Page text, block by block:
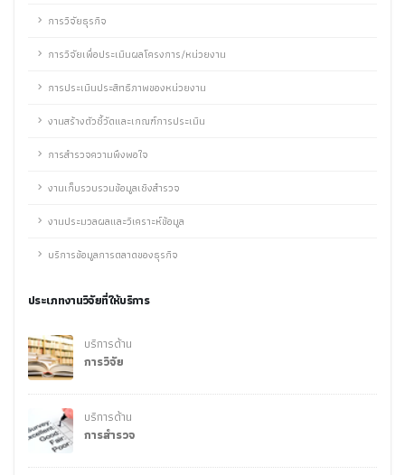
การวิจัยธุรกิจ
การวิจัยเพื่อประเมินผลโครงการ/หน่วยงาน
การประเมินประสิทธิภาพของหน่วยงาน
งานสร้างตัวชี้วัดและเกณฑ์การประเมิน
การสำรวจความพึงพอใจ
งานเก็บรวบรวมข้อมูลเชิงสำรวจ
งานประมวลผลและวิเคราะห์ข้อมูล
บริการข้อมูลการตลาดของธุรกิจ
ประเภทงานวิจัยที่ให้บริการ
บริการด้าน
การวิจัย
บริการด้าน
การสำรวจ